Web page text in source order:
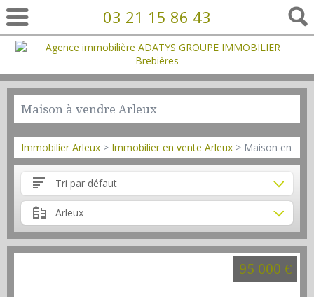
03 21 15 86 43
Maison à vendre Arleux
Immobilier Arleux > Immobilier en vente Arleux > Maison en
Tri par défaut
Arleux
95 000 €